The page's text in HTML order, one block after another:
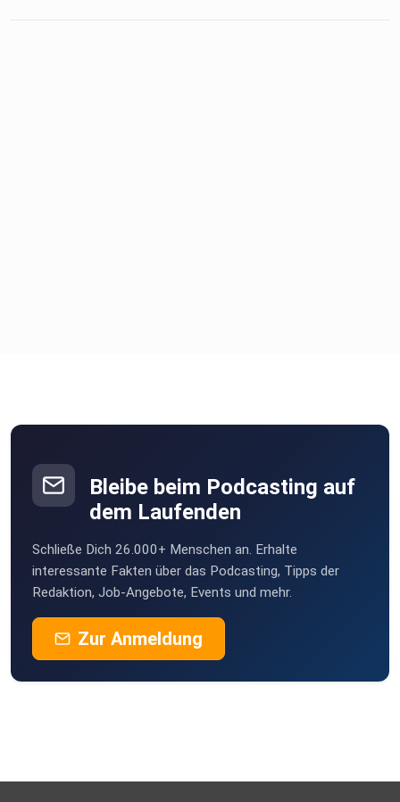
Bleibe beim Podcasting auf
dem Laufenden
Schließe Dich 26.000+ Menschen an. Erhalte
interessante Fakten über das Podcasting, Tipps der
Redaktion, Job-Angebote, Events und mehr.
Zur Anmeldung